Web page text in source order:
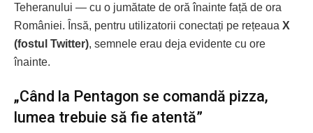
Teheranului — cu o jumătate de oră înainte față de ora
României. Însă, pentru utilizatorii conectați pe rețeaua X
(fostul Twitter), semnele erau deja evidente cu ore
înainte.
„Când la Pentagon se comandă pizza,
lumea trebuie să fie atentă”